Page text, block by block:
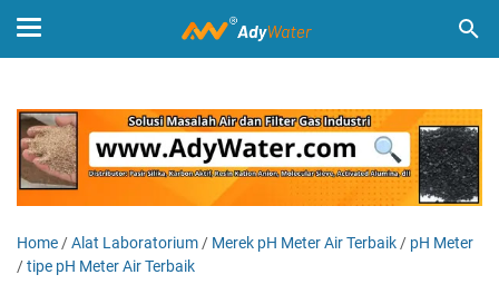
Home /Alat Laboratorium / Merek pH Meter Air Terbaik / pH Meter
/tipe pH Meter Air Terbaik